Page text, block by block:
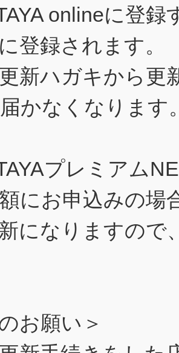
onlineに登
登録されます。
新ハガキから更
かなくなります
プレミアム
にお申込みの場
になりますので
お願い＞